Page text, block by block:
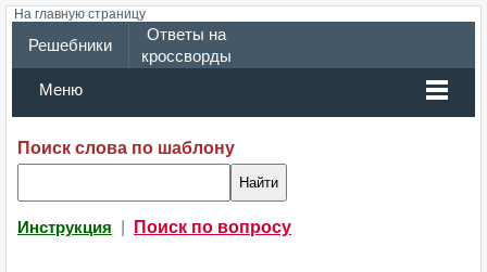
На главную страницу
Решебники
Ответы на
кроссворды
Меню
Поиск слова по шаблону
Инструкция Поиск по вопросу